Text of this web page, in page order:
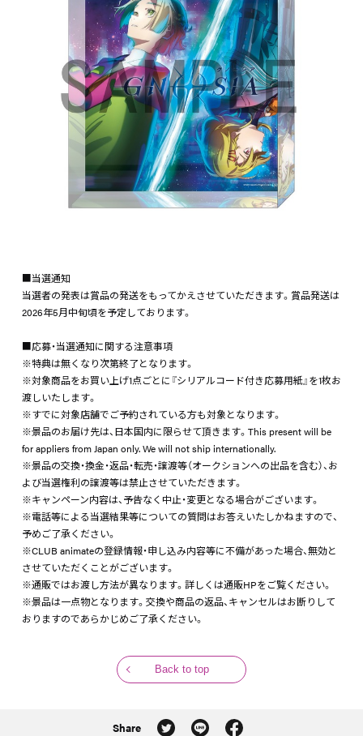
■当選通知
当選者の発表は賞品の発送をもってかえさせていただきます。賞品発送は
2026年5月中旬頃を予定しております。
■応募・当選通知に関する注意事項
※特典は無くなり次第終了となります。
※対象商品をお買い上げ1点ごとに『シリアルコード付き応募用紙』を1枚お
渡しいたします。
※すでに対象店舗でご予約されている方も対象となります。
※景品のお届け先は、日本国内に限らせて頂きます。This present will be
for appliers from Japan only. We will not ship internationally.
※景品の交換・換金・返品・転売・譲渡等（オークションへの出品を含む）、お
よび当選権利の譲渡等は禁止させていただきます。
※キャンペーン内容は、予告なく中止・変更となる場合がございます。
※電話等による当選結果等についての質問はお答えいたしかねますので、
予めご了承ください。
※CLUB animateの登録情報・申し込み内容等に不備があった場合、無効と
させていただくことがございます。
※通販ではお渡し方法が異なります。詳しくは通販HPをご覧ください。
※景品は一点物となります。交換や商品の返品、キャンセルはお断りして
おりますのであらかじめご了承ください。
Back to top
Share